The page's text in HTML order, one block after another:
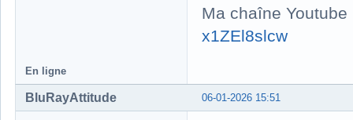
Ma chaîne
x1ZEl8slcw
En ligne
06-01-2026 15:51
BluRayAttitude